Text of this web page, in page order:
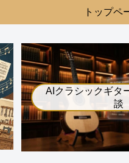
トップペ
AIクラシックギタ
談